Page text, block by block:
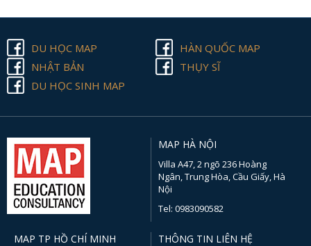
DU HỌC MAP
HÀN QUỐC MAP
NHẬT BẢN
THỤY SĨ
DU HỌC SINH MAP
MAP HÀ NỘI
Villa A47, 2 ngõ 236 Hoàng
Ngân, Trung Hòa, Cầu Giấy, Hà
Nội
Tel: 0983090582
MAP TP HỒ CHÍ MINH THÔNG TIN LIÊN HỆ